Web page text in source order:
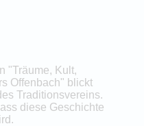
"Träume, Kult,
Offenbach" blickt
Traditionsvereins.
diese Geschichte